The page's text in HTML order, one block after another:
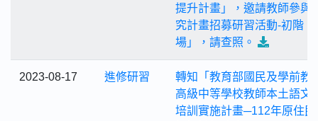
提升計畫」，邀請教師參與
究計畫招募研習活動-初階
場」，請查照。
2023-08-17 進修研習
轉知「教育部國民及學前教
高級中等學校教師本土語文
培訓實施計畫─112年原住民